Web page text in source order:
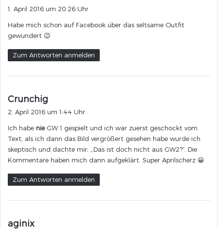
t
1. April 2016 um 20:26 Uhr
Habe mich schon auf Facebook über das seltsame Outfit
gewundert 😉
Zum Antworten anmelden
Crunchig
t
:
2. April 2016 um 1:44 Uhr
Ich habe nie GW 1 gespielt und ich war zuerst geschockt vom
Text, als ich dann das Bild vergrößert gesehen habe wurde ich
skeptisch und dachte mir: ,,Das ist doch nicht aus GW2?“. Die
Kommentare haben mich dann aufgeklärt. Super Aprilscherz 😀
Zum Antworten anmelden
aginix